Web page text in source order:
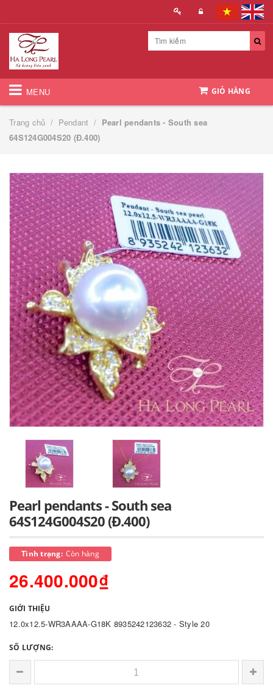
MENU GIỎ HÀNG
Trang chủ / Pendant / Pearl pendants - South sea
64S124G004S20 (Đ.400)
Pearl pendants - South sea
64S124G004S20 (Đ.400)
Tình trạng: Còn hàng
26.400.000₫
GIỚI THIỆU
12.0x12.5-WR3AAAA-G18K 8935242123632 - Style 20
SỐ LƯỢNG: